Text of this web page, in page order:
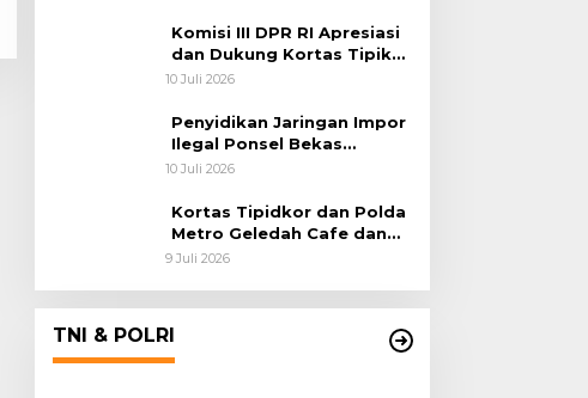
Habema
Komisi III DPR RI Apresiasi
dan Dukung Kortas Tipikor
Polri Usut Dugaan Korupsi
10 Juli 2026
Penyidikan Jaringan Impor
Ilegal Ponsel Bekas
Rampung, Tiga Tersangka
10 Juli 2026
Kortas Tipidkor dan Polda
Metro Geledah Cafe dan
Money Changer
9 Juli 2026
TNI & POLRI